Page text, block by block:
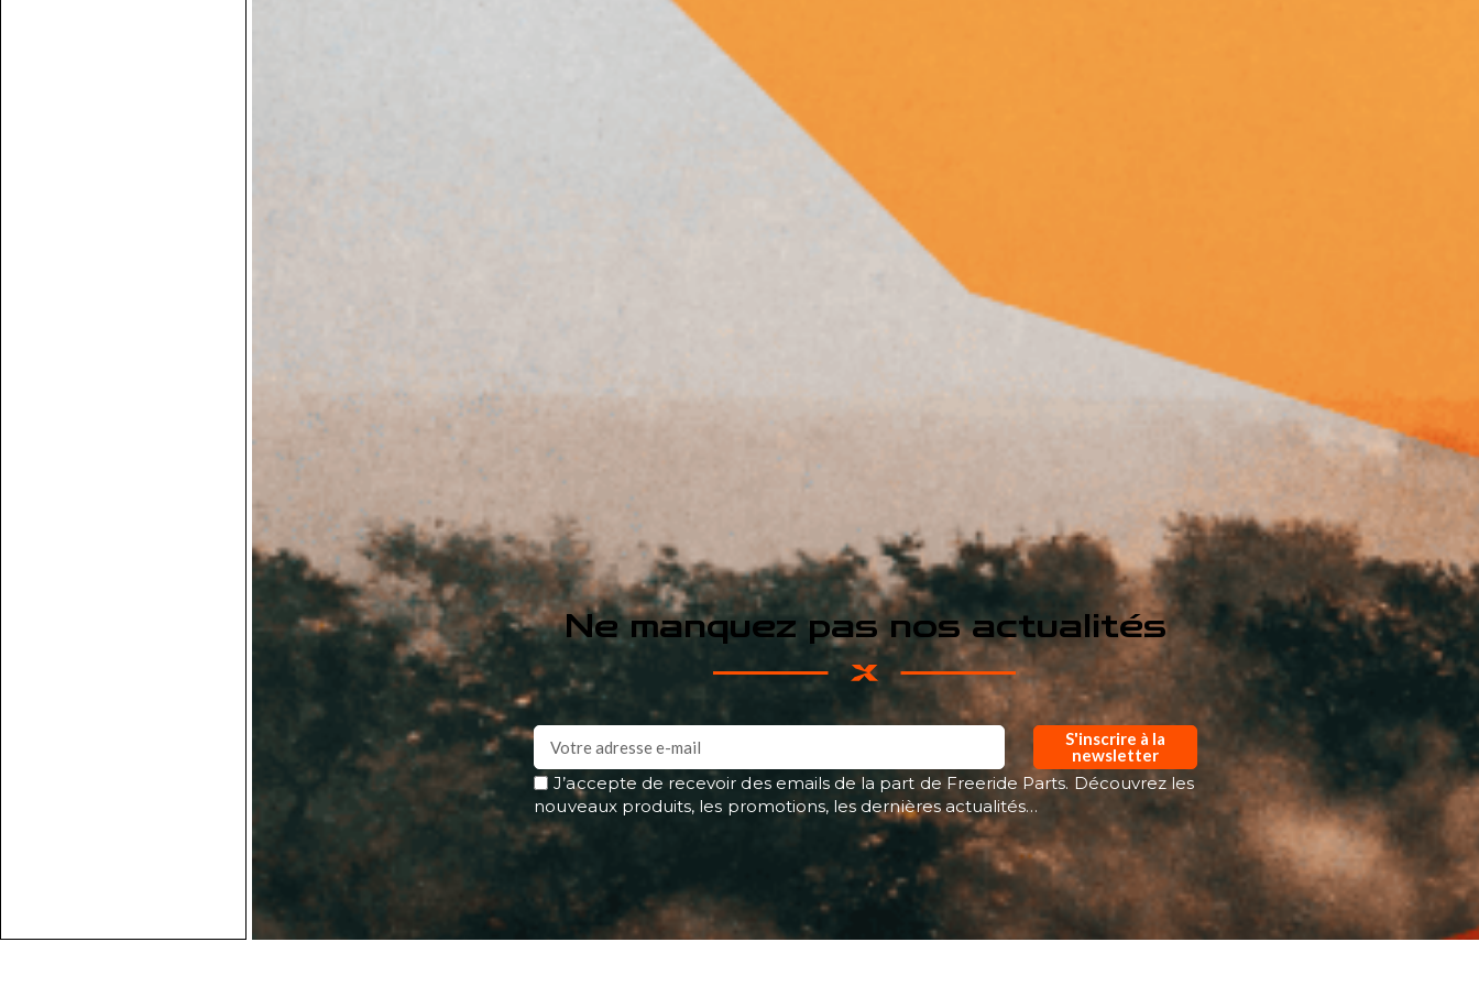
Ne manquez pas nos actualités
S'inscrire à la
newsletter
J’accepte de recevoir des emails de la part de Freeride Parts. Découvrez les
nouveaux produits, les promotions, les dernières actualités…